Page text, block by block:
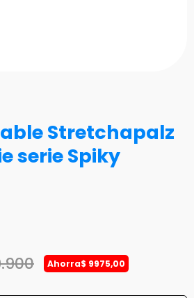
Stretchapalz
serie Spiky
.900 Ahorra$ 9975,00